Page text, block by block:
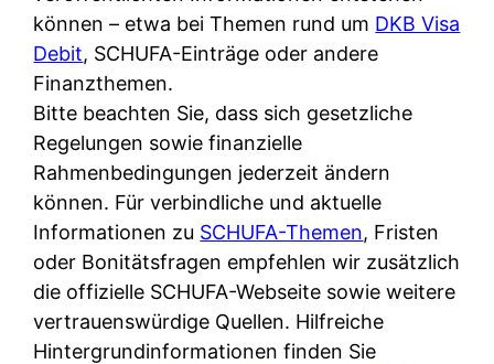
k
a
r
t
e
n
M
I
R
?
n
o
u
w
i
a
m
p
r
i
v
a
t
e
n
K
ü
können – etwa bei Themen rund um DKB Visa
Debit, SCHUFA-Einträge oder andere
Finanzthemen.
Bitte beachten Sie, dass sich gesetzliche
Regelungen sowie finanzielle
Rahmenbedingungen jederzeit ändern
können. Für verbindliche und aktuelle
Informationen zu SCHUFA-Themen, Fristen
oder Bonitätsfragen empfehlen wir zusätzlich
die offizielle SCHUFA-Webseite sowie weitere
vertrauenswürdige Quellen. Hilfreiche
Hintergrundinformationen finden Sie